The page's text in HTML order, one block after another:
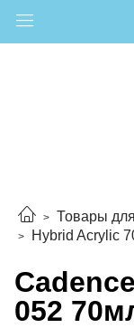
Товары
Hybrid Acrylic
052